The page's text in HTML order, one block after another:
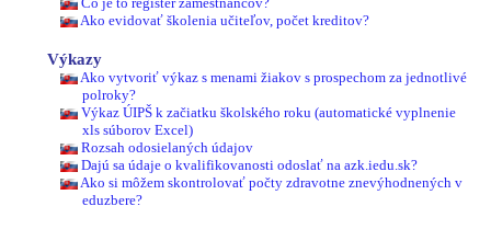
Ako evidovať školenia učiteľov, počet kreditov?
Výkazy
Ako vytvoriť výkaz s menami žiakov s prospechom za jednotlivé
polroky?
Výkaz ÚIPŠ k začiatku školského roku (automatické vyplnenie
xls súborov Excel)
Rozsah odosielaných údajov
Dajú sa údaje o kvalifikovanosti odoslať na azk.iedu.sk?
Ako si môžem skontrolovať počty zdravotne znevýhodnených v
eduzbere?